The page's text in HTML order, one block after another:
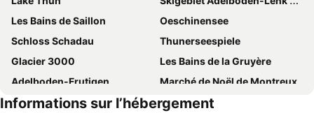
Les Bains de Saillon
Oeschinensee
Schloss Schadau
Thunerseespiele
Glacier 3000
Les Bains de la Gruyère
Adelboden-Frutigen
Marché de Noël de Montreux
Station Lausanne
Ski Weltcup Adelboden
Informations sur l’hébergement